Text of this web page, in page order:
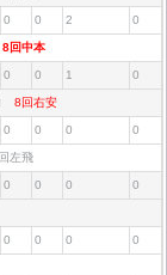
0 0 2 0
8回中本
0 0 1 0
8回右安
0 0 0 0
左飛
0 0 0 0
0 0 0 0